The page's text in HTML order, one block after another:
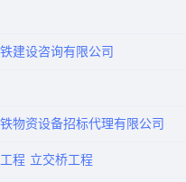
108)
建设咨询有限公司
物资设备招标代理有限公司
程 立交桥工程